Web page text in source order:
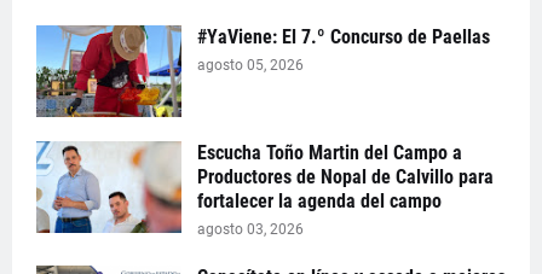
#YaViene: El 7.º Concurso de Paellas
agosto 05, 2026
Escucha Toño Martin del Campo a
Productores de Nopal de Calvillo para
fortalecer la agenda del campo
agosto 03, 2026